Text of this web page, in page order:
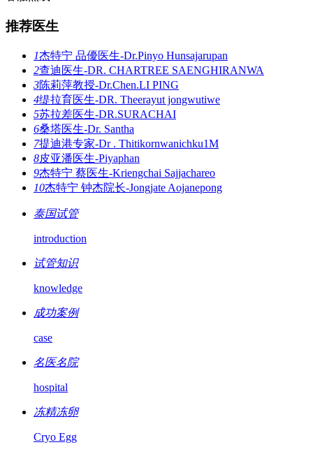
推荐医生
1杰特宁 品優医生-Dr.Pinyo Hunsajarupan
2查迪医生-DR. CHARTREE SAENGHIRANWA
3陈莉萍教授-Dr.Chen.LI PING
4缇拉育医生-DR. Theerayut jongwutiwe
5苏拉差医生-DR.SURACHAI
6桑塔医生-Dr. Santha
7提迪港专家-Dr . Thitikornwanichku1M
8皮亚潘医生-Piyaphan
9杰特宁 蔡医生-Kriengchai Sajjachareo
10杰特宁 钟杰院长-Jongjate Aojanepong
泰国试管
introduction
试管知识
knowledge
成功案例
case
名医名院
hospital
冻精冻卵
Cryo Egg